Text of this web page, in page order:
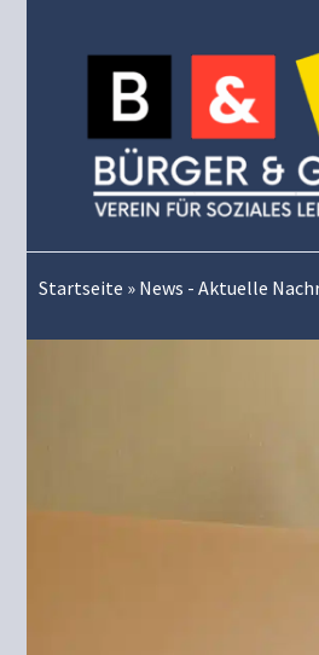
Startseite » News - Aktuelle